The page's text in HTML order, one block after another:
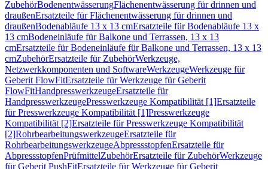
ZubehörBodenentwässerungFlächenentwässerung für drinnen und
draußenErsatzteile für Flächenentwässerung für drinnen und
draußenBodenabläufe 13 x 13 cmErsatzteile für Bodenabläufe 13 x
13 cmBodeneinläufe für Balkone und Terrassen, 13 x 13
cmErsatzteile für Bodeneinläufe für Balkone und Terrassen, 13 x 13
cmZubehörErsatzteile für ZubehörWerkzeuge,
Netzwerkkomponenten und SoftwareWerkzeugeWerkzeuge für
Geberit FlowFitErsatzteile für Werkzeuge für Geberit
FlowFitHandpresswerkzeugeErsatzteile für
HandpresswerkzeugePresswerkzeuge Kompatibilität [1]Ersatzteile
für Presswerkzeuge Kompatibilität [1]Presswerkzeuge
Kompatibilität [2]Ersatzteile für Presswerkzeuge Kompatibilität
[2]RohrbearbeitungswerkzeugeErsatzteile für
RohrbearbeitungswerkzeugeAbpressstopfenErsatzteile für
AbpressstopfenPrüfmittelZubehörErsatzteile für ZubehörWerkzeuge
für Geberit PushFitErsatzteile für Werkzeuge für Geberit